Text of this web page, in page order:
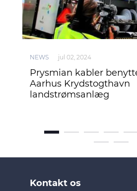
NEWS jul 02, 2024
Prysmian kabler
Aarhus Krydstogthavn
landstrømsanlæg
Kontakt os